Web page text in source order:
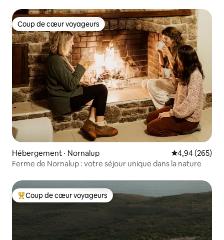
Coup de cœur voyageurs
Coup de cœur voyageurs
Hébergement ⋅ Nornalup Évaluation
4,94 (265)
Ferme de Nornalup : votre séjour unique dans la nature
Coups de cœur voyageurs les plus appréciés
Coup de cœur voyageurs